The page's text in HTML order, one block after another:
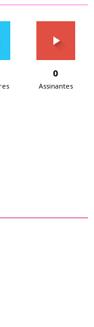
0
Assinantes